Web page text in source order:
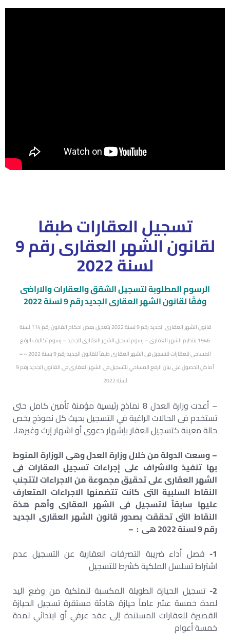
تسجيل العقارات طبقا
لقانون الشهر العقارى رقم 9
لسنة 2022
الرسوم المطلوبة لتسجيل الشقق والعقارات والاراضى
وفقًا لقانون الشهر العقارى الجديد رقم 9 لسنة 2022
قانون الشهر العقارى الجديد رقم 9 لسنة 2022 بتعديل بعض احكام القانون رقم 114 لسنة
1946 بتنظيم الشهر العقارى – رسوم تسجيل الشهر العقارى الجديد – رسوم تكاليف الرفع
المساحي للعقارات للتسجيل فى الشهر العقارى طبقآ للقانون الجديد رقم 9 بسنة 2022 –
–
أماكن الحصول على بيان الرفع المساحي للتسجيل فى الشهر العقارى فى القانون الجديد رقم 9
لسنة 2022
– أعدت وزارة العدل 8 نماذج رئيسية مؤمنة تأمين كامل حتى
تستخدم فى الحالات الراغبة في التسجيل بحيث كل نموذج يخص
حالة معينة كتسجيل العقار بإشهار دعوى أو اشهار إرث وغيرها.
– وسعت الدولة من خلال وزارة العدل وهى الوزارة المنوط
بها تنفيذ والاشراف على إجراءات تسجيل العقارات فى
الشهر العقارى على تحقيق مجموعة من الاجراءات لتتجنب
النقاط السلبية التى كانت تتضمنها الاجراءات المتعارف
عليها سابقآ لاتسجيل فى الشهر العقارى وأهم هذة
النقاط التى تحققت بصدور قانون الشهر العقارى الجديد
رقم 9 لسنة 2022 هى : –
1- فصل أداء ضريبة التصرفات العقارية عن التسجيل عدم
اشتراط تسلسل الملكية كشرط للتسجيل
2- تسجيل الحيازة الطويلة المكسبة للملكية من وضع اليد
لمدة خمسة عشر عاماً حيازة هادئة مستقرة تسجيل الحيازة
القصيرة للعقارات المستندة إلى عقد عرفي أو ابتدائي لمدة
خمسة أعوام